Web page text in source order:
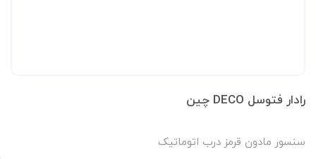
رادار فتوسل DECO چین
سنسور مادون قرمز درب اتوماتیک